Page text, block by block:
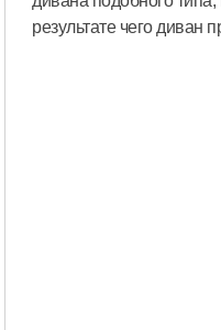
результате чего диван